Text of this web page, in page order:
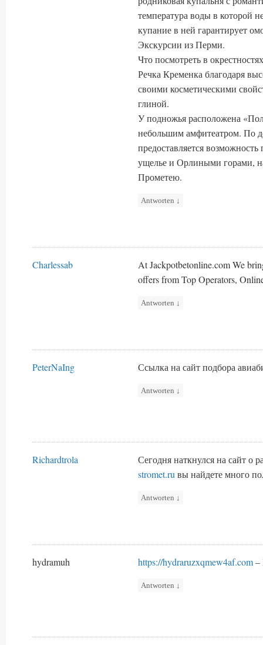
температура воды в которой
купание в ней гарантирует
Экскурсии из Перми.
Что посмотреть в
Речка Кременка благодаря
своими косметическими
глиной.
У подножья расположена
небольшим амфитеатром. По
предоставляется
ущелье и Орлиными горами,
Прометею.
Antworten ↓
Charlessab
At Jackpotbetonline.com We
offers from Top Operators,
Antworten ↓
PeterNaIng Ссылка на сайт подбора
Antworten ↓
Richardtrola
Сегодня наткнулся на сайт о
stromet.ruвы найдете много
Antworten ↓
hydramuh https://hydraruzxqmew4af.com–
Antworten ↓